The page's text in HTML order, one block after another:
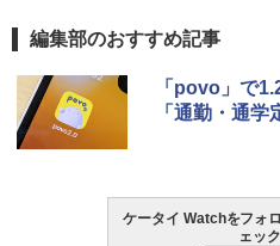
編集部のおすすめ記事
「povo」で
「通勤・通
ケータイ Watchをフォ
ェック